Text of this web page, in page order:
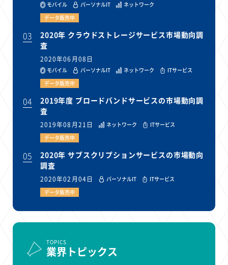
モバイル パーソナルIT
ネットワーク
データ販売中
03
2020年 クラウドストレージサービス市場動向調
査
2020年06月08日
モバイル パーソナルIT ネットワーク
ITサービス
データ販売中
04
2019年度 ブロードバンドサービスの市場動向調
査
2019年08月21日 ネットワーク
ITサービス
データ販売中
05
2020年 サブスクリプションサービスの市場動向
調査
2020年02月04日 パーソナルIT
ITサービス
データ販売中
TOPICS
業界トピックス